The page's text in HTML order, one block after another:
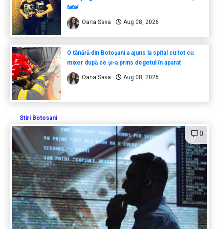
tata!
Oana Sava Aug 08, 2026
O tânără din Botoșani a ajuns la spital cu tot cu
mixer după ce și-a prins degetul în aparat
Oana Sava Aug 08, 2026
Stiri Botosani
0